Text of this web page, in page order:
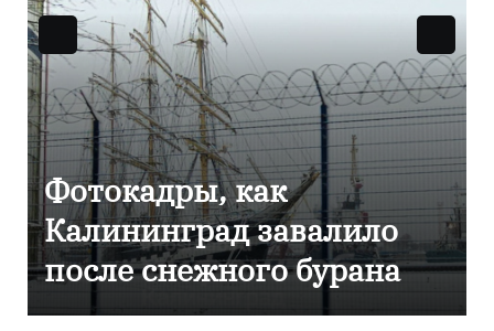
Фоторепортаж как в
Калининграде
эвакуировали ТЦ из-
сообщения о